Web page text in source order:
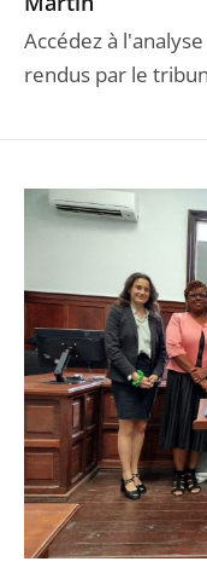
Accédez à
rendus par le